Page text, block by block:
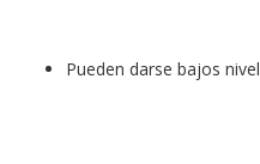
Pueden darse bajos